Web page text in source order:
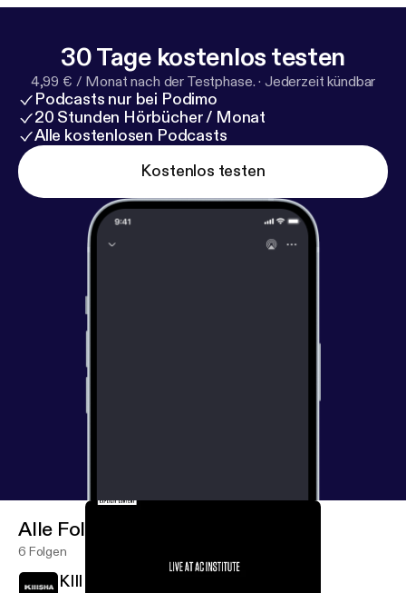
30 Tage kostenlos testen
4,99 € / Monat nach der Testphase. · Jederzeit kündbar
Podcasts nur bei Podimo
20 Stunden Hörbücher / Monat
Alle kostenlosen Podcasts
Kostenlos testen
Alle Folgen
6 Folgen
KIII Outtake #1 - XVideo vs. Pornhub